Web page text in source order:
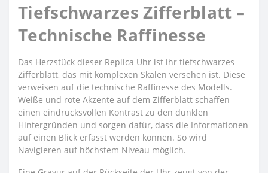
Tiefschwarzes Zifferblatt –
Technische Raffinesse
Das Herzstück dieser Replica Uhr ist ihr tiefschwarzes
Zifferblatt, das mit komplexen Skalen versehen ist. Diese
verweisen auf die technische Raffinesse des Modells.
Weiße und rote Akzente auf dem Zifferblatt schaffen
einen eindrucksvollen Kontrast zu den dunklen
Hintergründen und sorgen dafür, dass die Informationen
auf einen Blick erfasst werden können. So wird
Navigieren auf höchstem Niveau möglich.